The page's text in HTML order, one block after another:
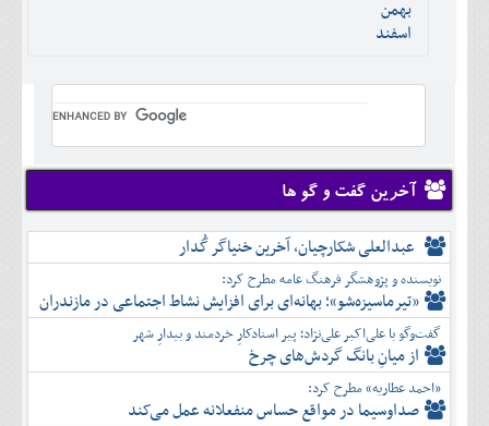
بهمن
اسفند
آخرین گفت و گو ها
عبدالعلی شکارچیان، آخرین خنیاگر گُدار
نویسنده و پژوهشگر فرهنگ عامه مطرح کرد:
«تیرماسیزه‌شو»؛ بهانه‌ای برای افزایش نشاط اجتماعی در مازندران
گفت‌وگو با علی‌اکبر علی‌نژاد؛ پیر استادکارِ خردمند و بیدارِ شهر
از میانِ بانگ گردش‌های چرخ
«احمد عطاریه» مطرح کرد:
صداوسیما در مواقع حساس منفعلانه عمل می‌کند